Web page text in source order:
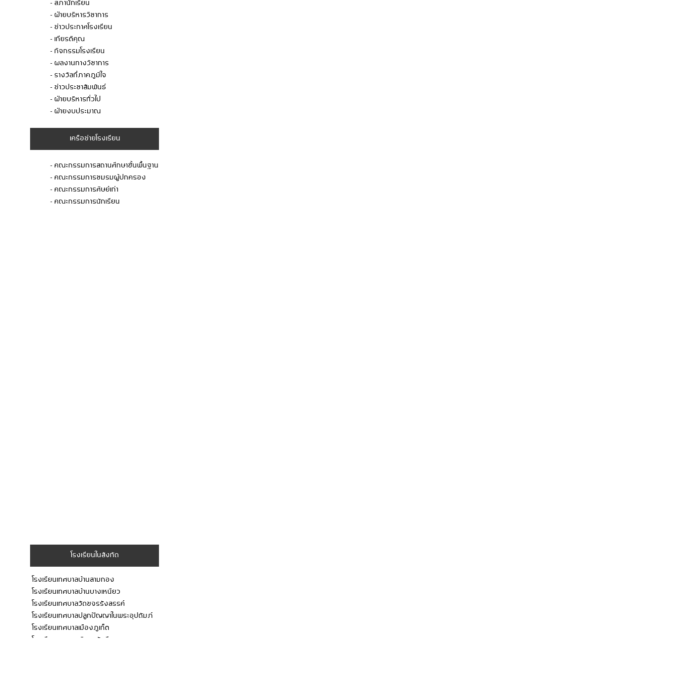
- สภานักเรียน
- ฝ่ายบริหารวิชาการ
- ข่าวประกาศโรงเรียน
- เกียรติคุณ
- กิจกรรมโรงเรียน
- ผลงานทางวิชาการ
- รางวัลที่ภาคภูมิใจ
- ข่าวประชาสัมพันธ์
- ฝ่ายบริหารทั่วไป
- ฝ่ายงบประมาณ
เครือข่ายโรงเรียน
- คณะกรรมการสถานศึกษาขั้นพื้นฐาน
- คณะกรรมการชมรมผู้ปกครอง
- คณะกรรมการศิษย์เก่า
- คณะกรรมการนักเรียน
โรงเรียนในสังกัด
โรงเรียนเทศบาลบ้านสามกอง
โรงเรียนเทศบาลบ้านบางเหนียว
โรงเรียนเทศบาลวัดขจรรังสรรค์
โรงเรียนเทศบาลปลูกปัญญาในพระอุปถัมภ์
โรงเรียนเทศบาลเมืองภูเก็ต
โรงเรียนเทศบาลพิบูลสวัสดี